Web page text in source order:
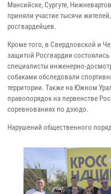
Мансийске, Сургуте,
приняли участие тысячи
росгвардейцев.
Кроме того, в Свердловской и
защитой Росгвардии
специалисты инженерно-
собаками обследовали
территории. Также на Южном
правопорядок на первенстве
соревнованиях по дзюдо.
Нарушений общественного